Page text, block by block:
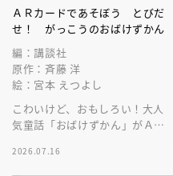
ＡＲカードであそぼう とびだ
せ！ がっこうのおばけずかん
編：講談社
原作：斉藤 洋
絵：宮本 えつよし
こわいけど、おもしろい！大人
気童話「おばけずかん」がＡＲ
2026.07.16